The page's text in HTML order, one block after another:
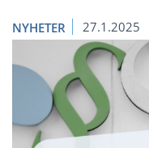
NYHETER 27.1.2025